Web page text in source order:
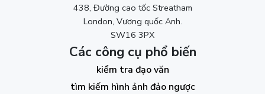
438, Đường cao tốc Streatham
London, Vương quốc Anh.
SW16 3PX
Các công cụ phổ biến
kiểm tra đạo văn
tìm kiếm hình ảnh đảo ngược